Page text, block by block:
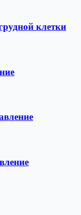
клетки